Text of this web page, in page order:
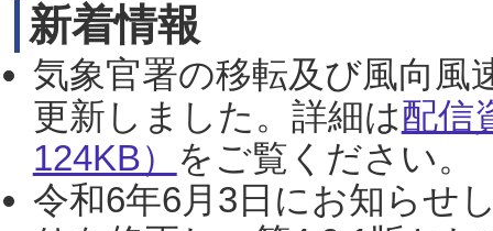
新着情報
気象官署の移転及び風向風
更新しました。詳細は配信
124KB） をご覧ください。
令和6年6月3日にお知らせ